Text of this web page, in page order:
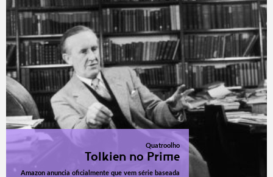
Quatroolho
Tolkien no Prime
Amazon anuncia oficialmente que vem série baseada